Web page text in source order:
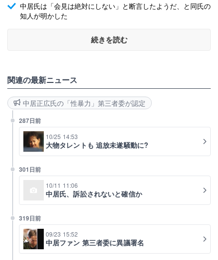
中居氏は「会見は絶対にしない」と断言したようだ、と同氏の
知人が明かした
続きを読む
関連の最新ニュース
中居正広氏の「性暴力」第三者委が認定
287日前
10/25 14:53
大物タレントも 追放未遂騒動に?
301日前
10/11 11:06
中居氏、訴訟されないと確信か
319日前
09/23 15:52
中居ファン 第三者委に異議署名